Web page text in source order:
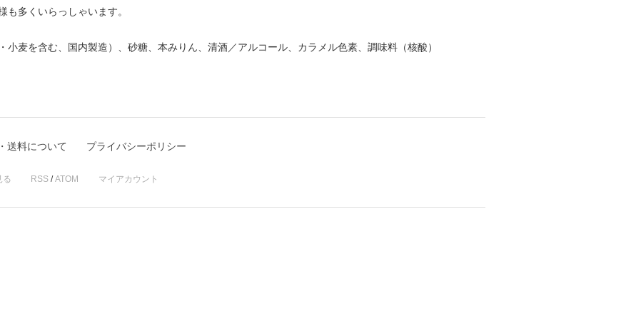
多くいらっしゃいます。
小麦を含む、国内製造）、砂糖、本みりん、清酒／アルコール、カラメル色素、調味料（核酸）
送料について プライバシーポリシー
る RSS /ATOM マイアカウント